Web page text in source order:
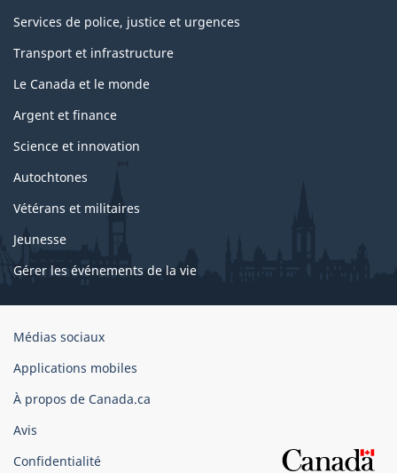
Services de police, justice et urgences
Transport et infrastructure
Le Canada et le monde
Argent et finance
Science et innovation
Autochtones
Vétérans et militaires
Jeunesse
Gérer les événements de la vie
Organisation
gouvernement
du
Canada
Médias sociaux
Applications mobiles
À propos de Canada.ca
Avis
Confidentialité